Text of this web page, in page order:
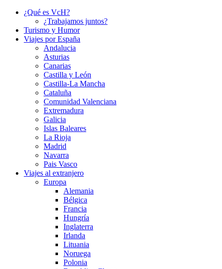
¿Qué es VcH?
¿Trabajamos juntos?
Turismo y Humor
Viajes por España
Andalucia
Asturias
Canarias
Castilla y León
Castilla-La Mancha
Cataluña
Comunidad Valenciana
Extremadura
Galicia
Islas Baleares
La Rioja
Madrid
Navarra
Pais Vasco
Viajes al extranjero
Europa
Alemania
Bélgica
Francia
Hungría
Inglaterra
Irlanda
Lituania
Noruega
Polonia